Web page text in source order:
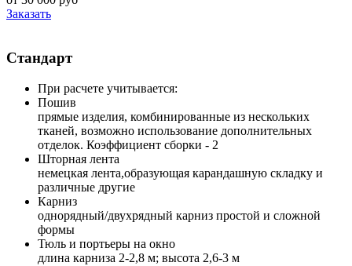
Заказать
Стандарт
При расчете учитывается:
Пошив
прямые изделия, комбинированные из нескольких
тканей, возможно использование дополнительных
отделок. Коэффициент сборки - 2
Шторная лента
немецкая лента,образующая карандашную складку и
различные другие
Карниз
однорядный/двухрядный карниз простой и сложной
формы
Тюль и портьеры на окно
длина карниза 2-2,8 м; высота 2,6-3 м